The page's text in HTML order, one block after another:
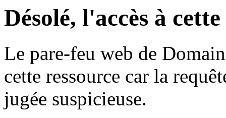
Désolé, l'accès à
Le pare-feu web de
cette ressource car la
jugée suspicieuse.